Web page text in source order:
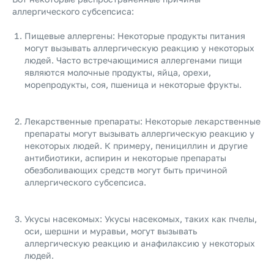
аллергического субсепсиса:
Пищевые аллергены: Некоторые продукты питания
могут вызывать аллергическую реакцию у некоторых
людей. Часто встречающимися аллергенами пищи
являются молочные продукты, яйца, орехи,
морепродукты, соя, пшеница и некоторые фрукты.
Лекарственные препараты: Некоторые лекарственные
препараты могут вызывать аллергическую реакцию у
некоторых людей. К примеру, пенициллин и другие
антибиотики, аспирин и некоторые препараты
обезболивающих средств могут быть причиной
аллергического субсепсиса.
Укусы насекомых: Укусы насекомых, таких как пчелы,
оси, шершни и муравьи, могут вызывать
аллергическую реакцию и анафилаксию у некоторых
людей.